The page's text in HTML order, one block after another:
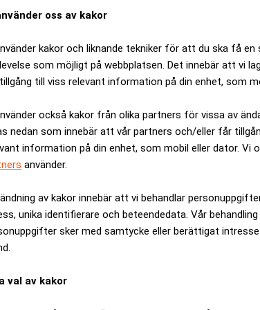
oss av kakor
kakor och liknande tekniker för att du ska få en
som möjligt på webbplatsen. Det innebär att vi
till viss relevant information på din enhet, som
också kakor från olika partners för vissa av
nedan som innebär att vår partners och/eller får
information på din enhet, som mobil eller dator. Vi
använder.
av kakor innebär att vi behandlar
unika identifierare och beteendedata. Vår behandling
sker med samtycke eller berättigat
val av kakor
för första kvartalet 2018. John
hög aktivitet”. Han hänvisar till två större nya
hela innehavet i Global och även minskat
sedan årsskiftet samtidigt som